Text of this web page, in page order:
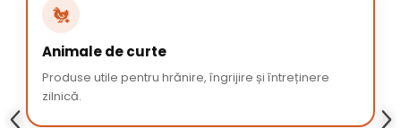
🐔
Animale de curte
Produse utile pentru hrănire, îngrijire și întreținere
zilnică.